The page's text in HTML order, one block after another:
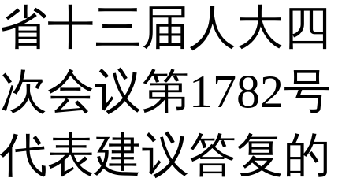
省十三届人大四
次会议第1782号
代表建议答复的